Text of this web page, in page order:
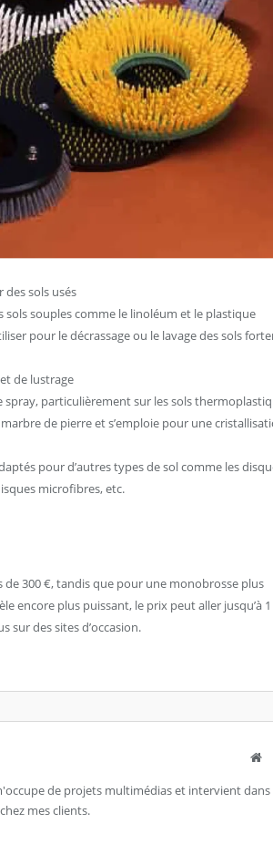
sols usés
souples comme le linoléum et le plastique
pour le décrassage ou le lavage des sols
de lustrage
particulièrement sur les sols
de pierre et s’emploie pour une
pour d’autres types de sol comme les
microfibres, etc.
300 €, tandis que pour une monobrosse plus
encore plus puissant, le prix peut aller jusqu’à 1
sur des sites d’occasion.
de projets multimédias et intervient dans
mes clients.